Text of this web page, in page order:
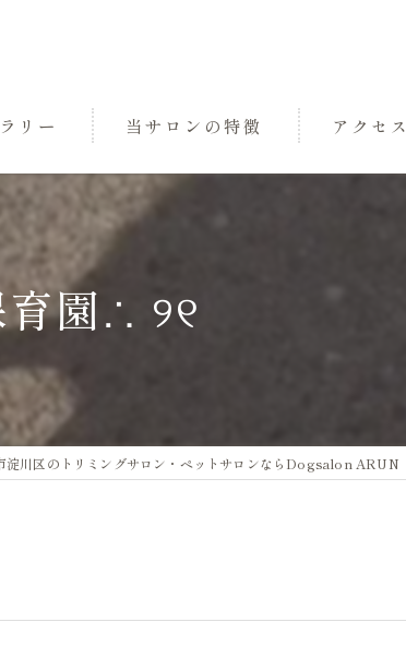
リー 当サロンの特徴
パック
小型犬
アクセス
園∴ ୨୧
淀川区のトリミングサロン・ペットサロンならDogsalon ARUN